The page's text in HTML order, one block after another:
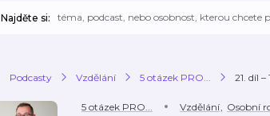
Najděte si:
Podcasty Vzdělání 5 otázek PRO... 21. díl
5 otázek PRO... Vzdělání, Osobní